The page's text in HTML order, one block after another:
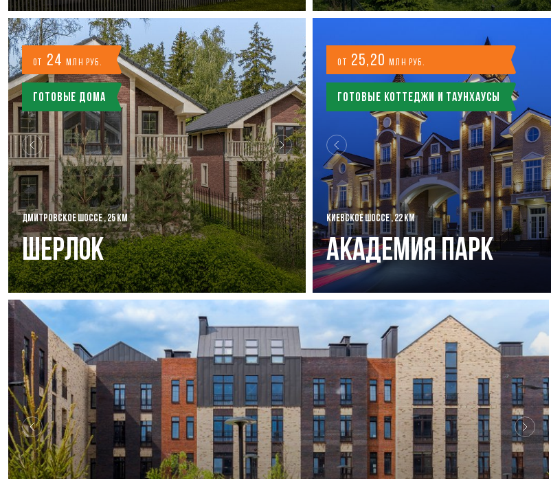
от 24млн руб.
Готовые дома
ДМИТРОВСКОЕ ШОССЕ , 25 КМ
Шерлок
от 25,20млн руб.
Готовые коттеджи и таунхаусы
КИЕВСКОЕ ШОССЕ , 22 КМ
Академия Парк